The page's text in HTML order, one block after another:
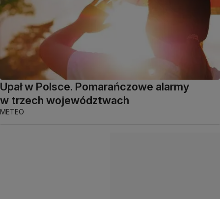
Upał w Polsce. Pomarańczowe alarmy
w trzech województwach
METEO